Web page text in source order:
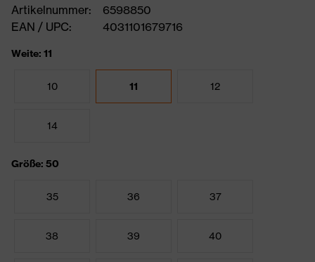
Artikelnummer:
6598850
EAN / UPC:
4031101679716
Weite: 11
10 11 12
14
Größe: 50
35 36 37
38 39 40